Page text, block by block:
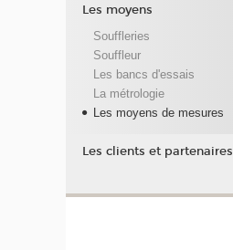
Les moyens
Souffleries
Souffleur
Les bancs d'essais
La métrologie
Les moyens de mesures
Les clients et partenaires